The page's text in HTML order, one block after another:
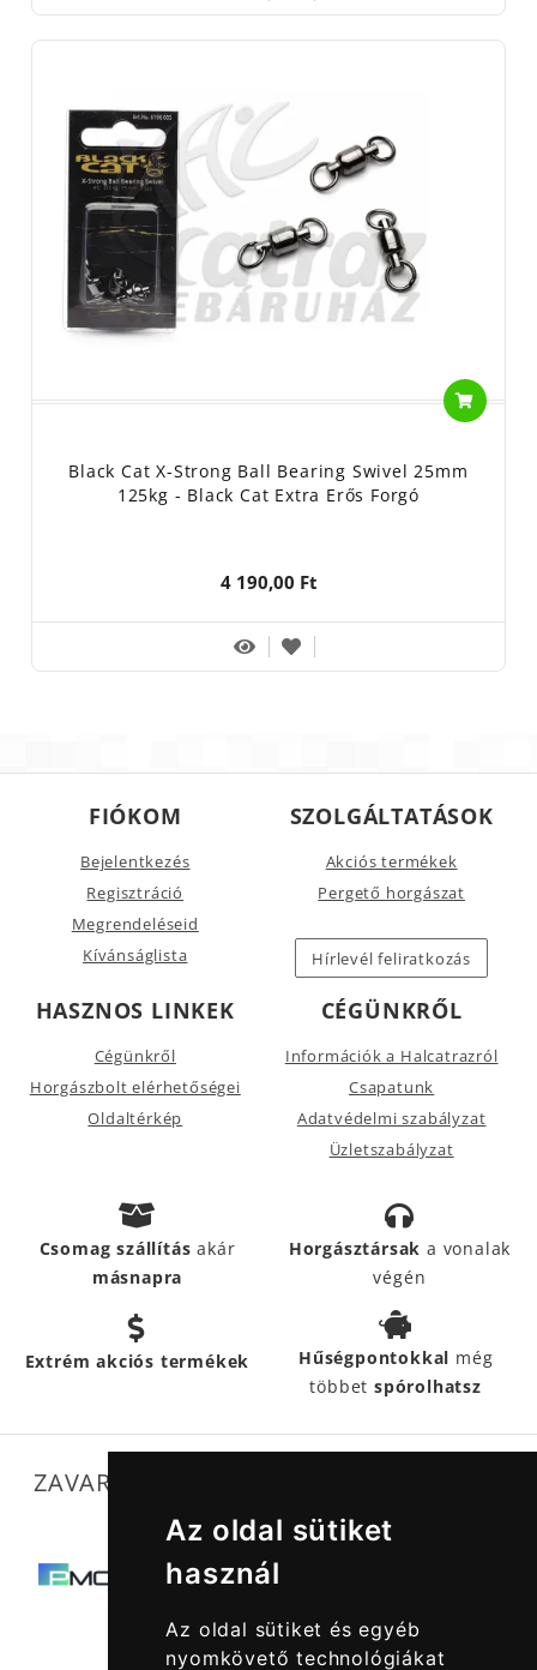
Az oldal sütiket
használ
Az oldal sütiket és egyéb
nyomkövető technológiákat
Black Cat X-Strong Ball Bearing Swivel 25mm
125kg - Black Cat Extra Erős Forgó
4 190,00 Ft
FIÓKOM
Bejelentkezés
Regisztráció
Megrendeléseid
Kívánságlista
SZOLGÁLTATÁSOK
Akciós termékek
Pergető horgászat
Hírlevél feliratkozás
HASZNOS LINKEK
Cégünkről
Horgászbolt elérhetőségei
Oldaltérkép
CÉGÜNKRŐL
Információk a Halcatrazról
Csapatunk
Adatvédelmi szabályzat
Üzletszabályzat
Csomag szállításakár
másnapra
Horgásztársak a vonalak
végén
Extrém akciós termékek Hűségpontokkal még
többetspórolhatsz
ZAVARTALAN MŰKÖDÉSÜNKET SEGÍTIK